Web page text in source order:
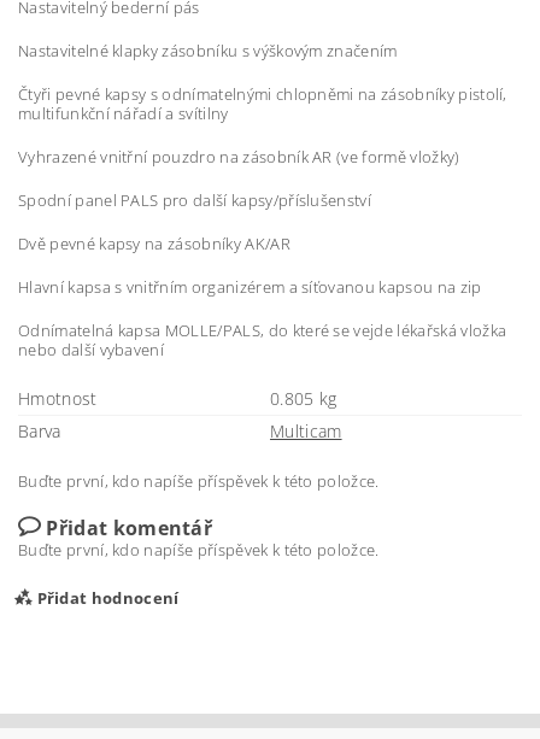
Nastavitelný bederní pás
Nastavitelné klapky zásobníku s výškovým značením
Čtyři pevné kapsy s odnímatelnými chlopněmi na zásobníky pistolí,
multifunkční nářadí a svítilny
Vyhrazené vnitřní pouzdro na zásobník AR (ve formě vložky)
Spodní panel PALS pro další kapsy/příslušenství
Dvě pevné kapsy na zásobníky AK/AR
Hlavní kapsa s vnitřním organizérem a síťovanou kapsou na zip
Odnímatelná kapsa MOLLE/PALS, do které se vejde lékařská vložka
nebo další vybavení
Hmotnost
0.805 kg
Barva
Multicam
Buďte první, kdo napíše příspěvek k této položce.
Přidat komentář
Buďte první, kdo napíše příspěvek k této položce.
Přidat hodnocení